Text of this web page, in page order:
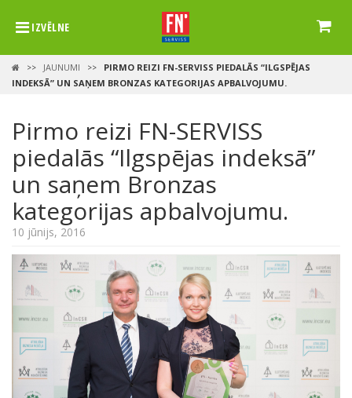
IZVĒLNE
>> JAUNUMI >>
PIRMO REIZI FN-SERVISS PIEDALĀS “ILGSPĒJAS
INDEKSĀ” UN SAŅEM BRONZAS KATEGORIJAS APBALVOJUMU.
Pirmo reizi FN-SERVISS
piedalās “Ilgspējas indeksā”
un saņem Bronzas
kategorijas apbalvojumu.
10 jūnijs, 2016